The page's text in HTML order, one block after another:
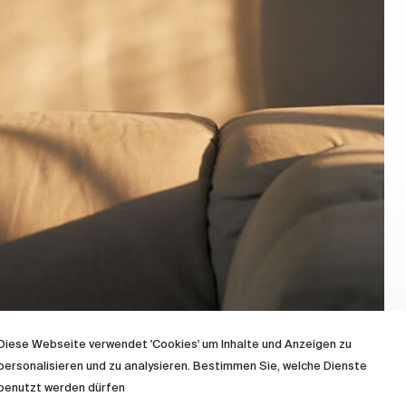
Webseite verwendet 'Cookies' um Inhalte und Anzeigen zu
und zu analysieren. Bestimmen Sie, welche Dienste
werden dürfen